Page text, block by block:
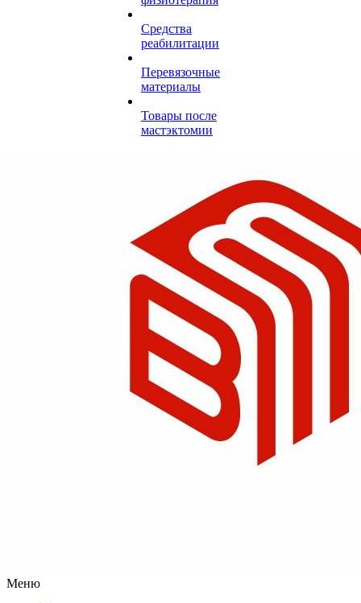
Средства
реабилитации
Перевязочные
материалы
Товары после
мастэктомии
Меню